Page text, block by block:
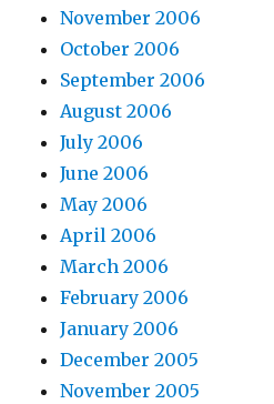
November 2006
October 2006
September 2006
August 2006
July 2006
June 2006
May 2006
April 2006
March 2006
February 2006
January 2006
December 2005
November 2005